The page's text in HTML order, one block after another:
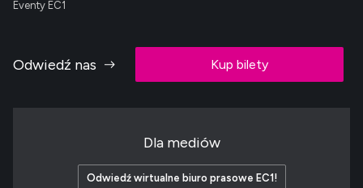
Eventy EC1
Odwiedź nas Kup bilety
Dla mediów
Odwiedź wirtualne biuro prasowe EC1!